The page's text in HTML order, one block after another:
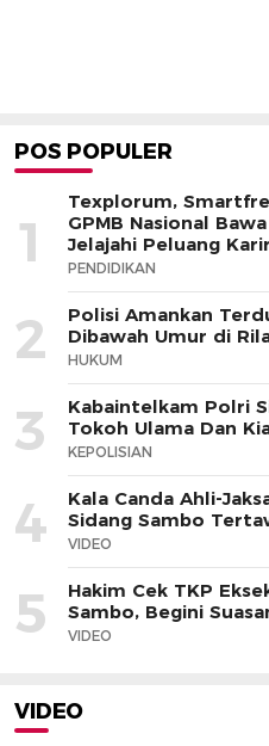
POS POPULER
1
Texplorum,
GPMB Nasional
Jelajahi Peluang
PENDIDIKAN
2
Polisi Amankan
Dibawah Umur di
HUKUM
3
Kabaintelkam Polri
Tokoh Ulama Dan
KEPOLISIAN
4
Kala Canda Ahli-
Sidang Sambo
VIDEO
5
Hakim Cek TKP
Sambo, Begini
VIDEO
VIDEO